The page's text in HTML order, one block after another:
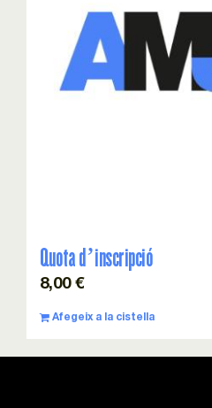
Quota d’inscripció
8,00 €
Afegeix a la cistella